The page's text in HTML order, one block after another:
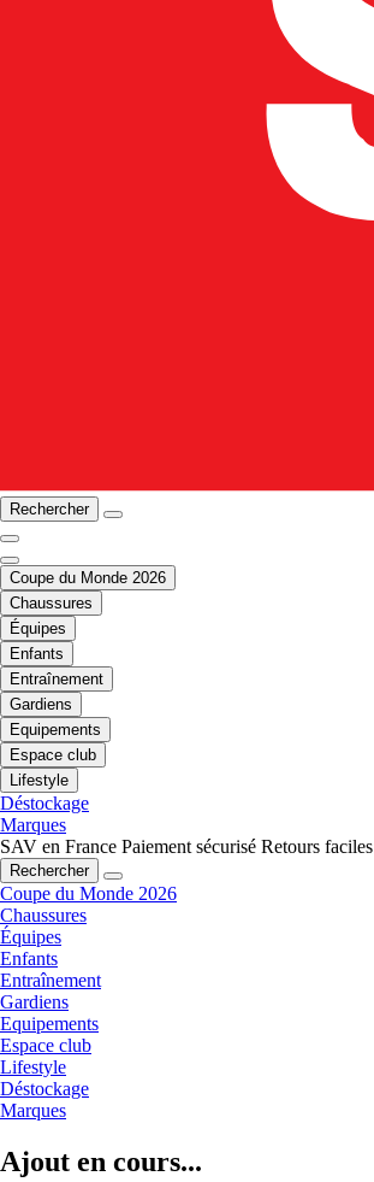
Rechercher
Coupe du Monde 2026
Chaussures
Équipes
Enfants
Entraînement
Gardiens
Equipements
Espace club
Lifestyle
Déstockage
Marques
SAV en France Paiement sécurisé Retours faciles
Rechercher
Coupe du Monde 2026
Chaussures
Équipes
Enfants
Entraînement
Gardiens
Equipements
Espace club
Lifestyle
Déstockage
Marques
Ajout en cours...